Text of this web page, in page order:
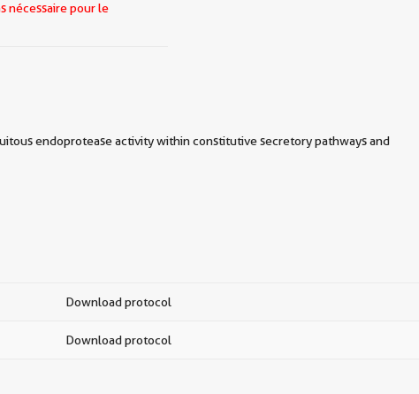
nécessaire pour le
endoprotease activity within constitutive secretory pathways and
Download protocol
Download protocol